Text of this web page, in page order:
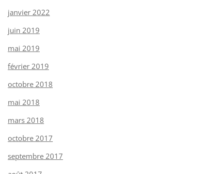
janvier 2022
juin 2019
mai 2019
février 2019
octobre 2018
mai 2018
mars 2018
octobre 2017
septembre 2017